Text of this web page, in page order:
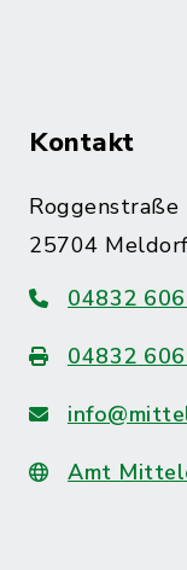
Kontakt
Roggenstraße
25704 Meldorf
04832
04832
Amt